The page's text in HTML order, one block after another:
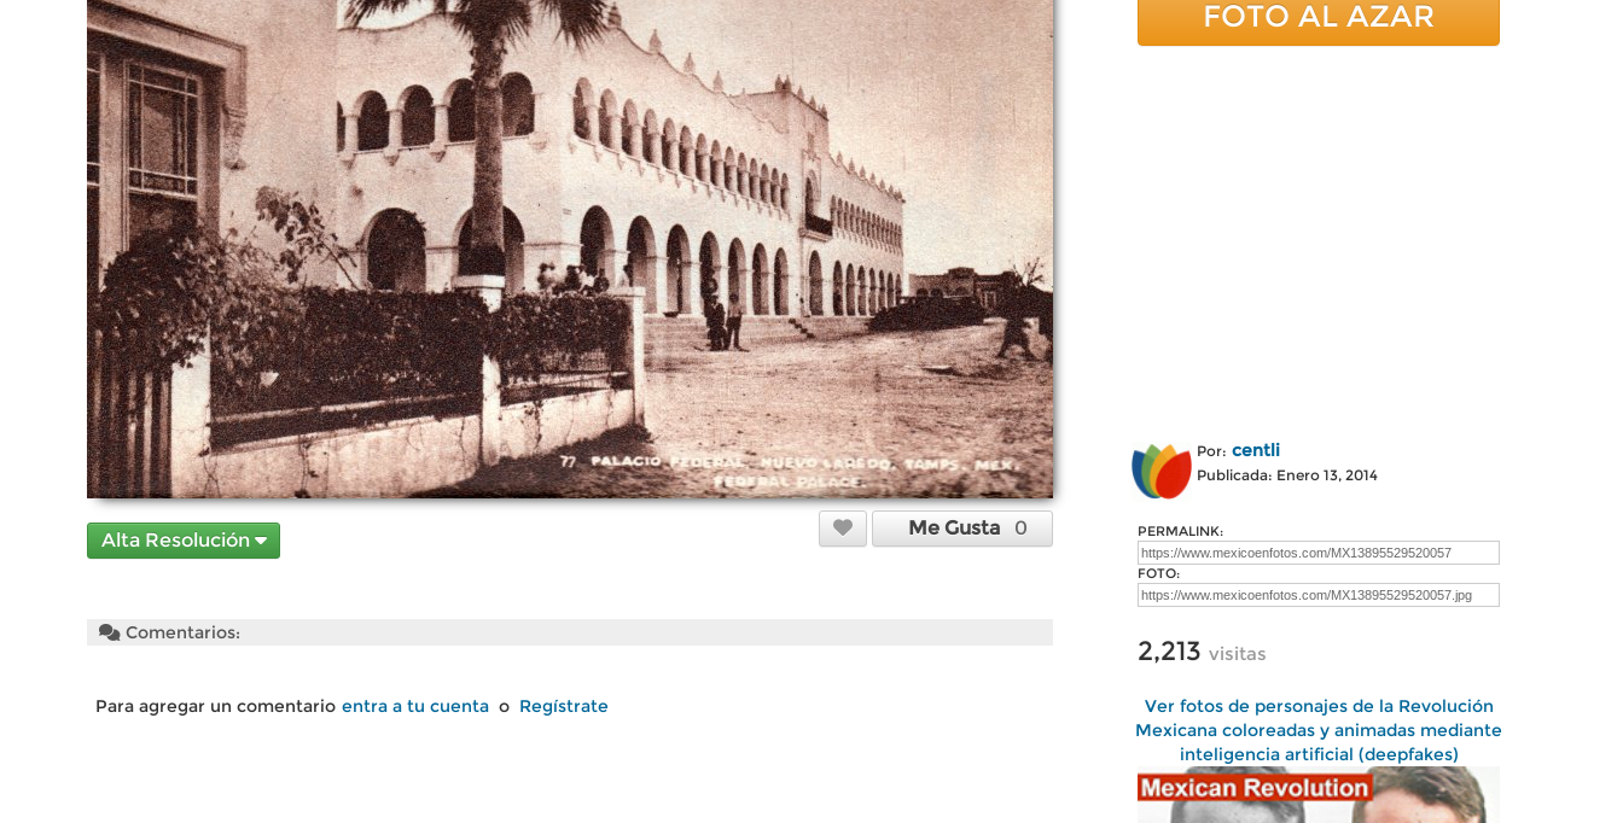
Alta Resolución
Me Gusta 0
Comentarios:
Para agregar un comentario entra a tu cuenta o Regístrate
FOTO AL AZAR
Por: centli
Publicada: Enero 13, 2014
PERMALINK:
FOTO:
2,213 visitas
Ver fotos de personajes de la Revolución
Mexicana coloreadas y animadas mediante
inteligencia artificial (deepfakes)